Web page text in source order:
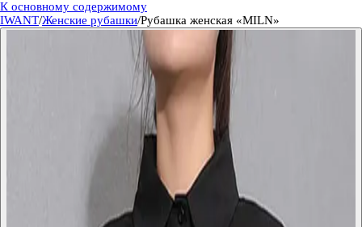
К основному содержимому
IWANT/Женские рубашки/Рубашка женская «MILN»